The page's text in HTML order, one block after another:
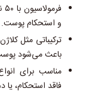
و استحکام پوست.
ترکیباتی مثل
باعث می‌شود
مناسب برای
فاقد استحکام، یا